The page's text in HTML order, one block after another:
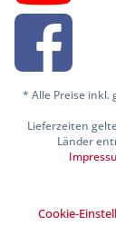
* Alle Preise inkl.
Lieferzeiten
Länder
Cookie-